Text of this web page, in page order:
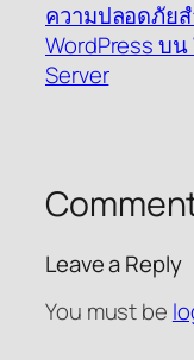
ความปลอดภัยส
WordPress บน
Server
Leave a Reply
You must be